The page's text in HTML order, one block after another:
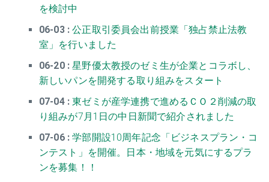
を検討中
06-03 :公正取引委員会出前授業「独占禁止法教
室」を行いました
06-20 :星野優太教授のゼミ生が企業とコラボし、
新しいパンを開発する取り組みをスタート
07-04 :東ゼミが産学連携で進めるＣＯ２削減の取
り組みが7月1日の中日新聞で紹介されました
07-06 :学部開設10周年記念「ビジネスプラン・コ
ンテスト」を開催。日本・地域を元気にするプラ
ンを募集！！